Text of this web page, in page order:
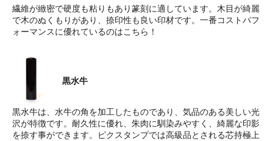
繊維が緻密で硬度も粘りもあり篆刻に適しています。木目が綺麗
で木のぬくもりがあり、捺印性も良い印材です。一番コストパフ
ォーマンスに優れているのはこちら！
黒水牛
黒水牛は、水牛の角を加工したものであり、気品のある美しい光
沢が特徴です。耐久性に優れ、朱肉に馴染みやすく、綺麗な印影
を捺す事ができます。ピクスタンプでは高級品とされる芯持極上